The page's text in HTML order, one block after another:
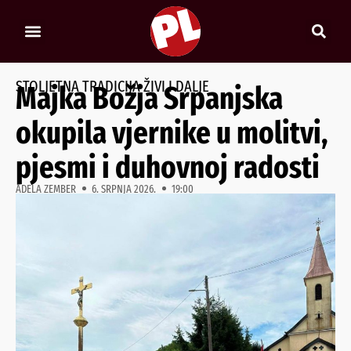
STOLJETNA TRADICIJA ŽIVI I DALJE
Majka Božja Srpanjska
okupila vjernike u molitvi,
pjesmi i duhovnoj radosti
ADELA ZEMBER 6. SRPNJA 2026. 19:00